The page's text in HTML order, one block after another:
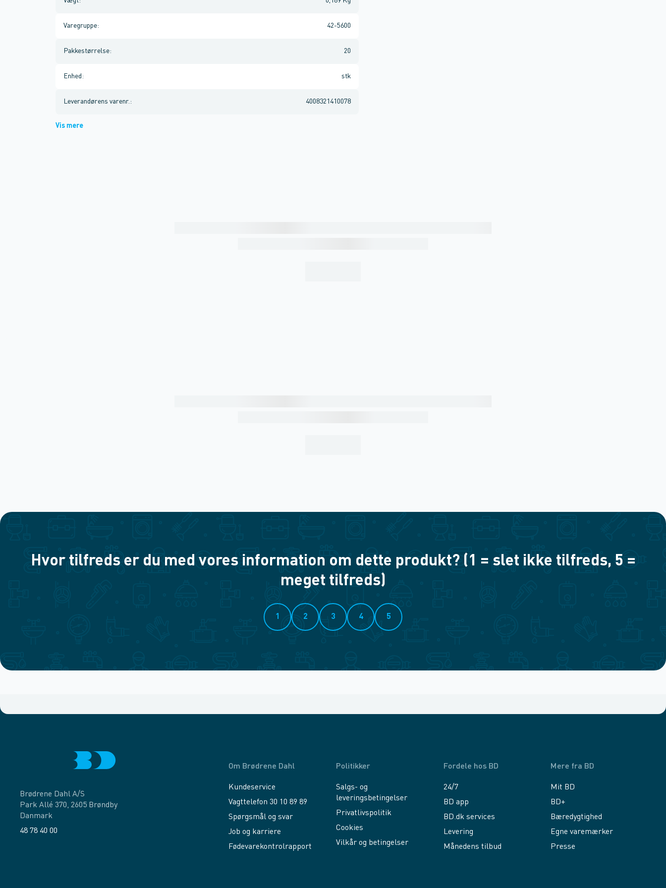
Varegruppe: 42-5600
Pakkestørrelse: 20
Enhed : stk
Leverandørens varenr. : 4008321410078
Vis mere
Hvor tilfreds er du med vores information om dette produkt? (1 = slet ikke tilfreds, 5 =
meget tilfreds)
1 2 3 4 5
Brødrene Dahl A/S
Park Allé 370, 2605 Brøndby
Danmark
48 78 40 00
Om Brødrene Dahl
Kundeservice
Vagttelefon 30 10 89 89
Spørgsmål og svar
Job og karriere
Fødevarekontrolrapport
Politikker
Salgs- og
leveringsbetingelser
Privatlivspolitik
Cookies
Vilkår og betingelser
Fordele hos BD
24/7
BD app
BD.dk services
Levering
Månedens tilbud
Mere fra BD
Mit BD
BD+
Bæredygtighed
Egne varemærker
Presse